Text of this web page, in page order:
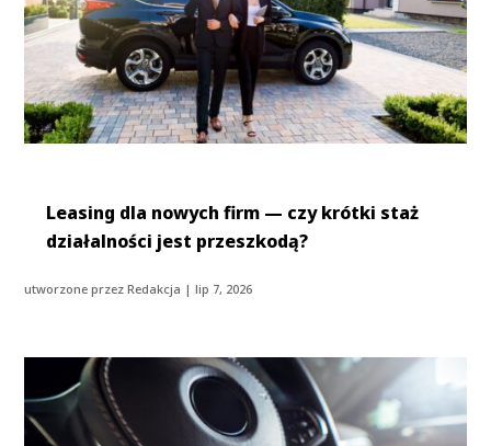
Leasing dla nowych firm — czy krótki staż
działalności jest przeszkodą?
utworzone przezRedakcja |lip 7, 2026